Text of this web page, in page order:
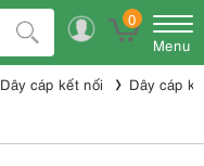
0
Menu
Dây cáp kết nối Dây cáp